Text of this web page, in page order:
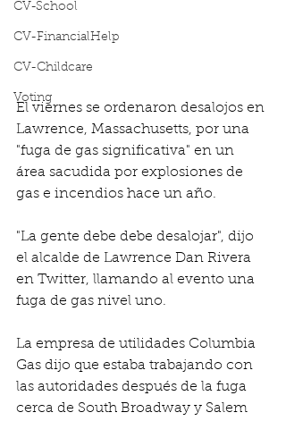
CV-School
CV-FinancialHelp
CV-Childcare
Voting
El viernes se ordenaron desalojos en
Lawrence, Massachusetts, por una
"fuga de gas significativa" en un
área sacudida por explosiones de
gas e incendios hace un año.
"La gente debe debe desalojar", dijo
el alcalde de Lawrence Dan Rivera
en Twitter, llamando al evento una
fuga de gas nivel uno.
La empresa de utilidades Columbia
Gas dijo que estaba trabajando con
las autoridades después de la fuga
cerca de South Broadway y Salem